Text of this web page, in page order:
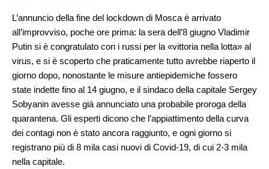
L’annuncio della fine del lockdown di Mosca è arrivato
all’improvviso, poche ore prima: la sera dell’8 giugno Vladimir
Putin si è congratulato con i russi per la «vittoria nella lotta» al
virus, e si è scoperto che praticamente tutto avrebbe riaperto il
giorno dopo, nonostante le misure antiepidemiche fossero
state indette fino al 14 giugno, e il sindaco della capitale Sergey
Sobyanin avesse già annunciato una probabile proroga della
quarantena. Gli esperti dicono che l’appiattimento della curva
dei contagi non è stato ancora raggiunto, e ogni giorno si
registrano più di 8 mila casi nuovi di Covid-19, di cui 2-3 mila
nella capitale.